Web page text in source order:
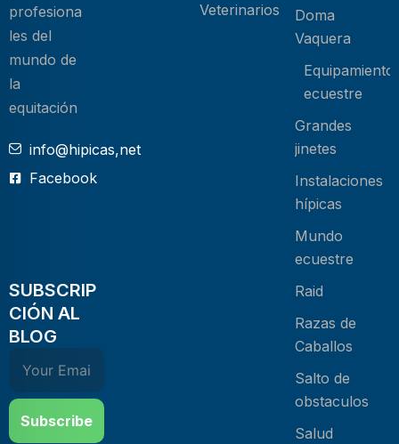
profesiona
les del
mundo de
la
equitación
info@hipicas,net
Facebook
SUBSCRIP
CIÓN AL
BLOG
Subscribe
Veterinarios
Doma
Vaquera
Equipamiento
ecuestre
Grandes
jinetes
Instalaciones
hípicas
Mundo
ecuestre
Raid
Razas de
Caballos
Salto de
obstaculos
Salud